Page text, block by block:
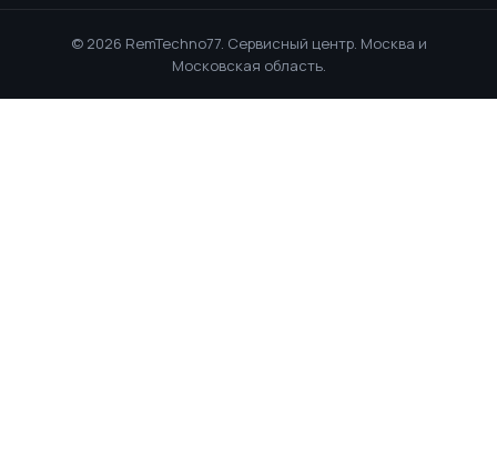
© 2026 RemTechno77. Сервисный центр. Москва и
Московская область.